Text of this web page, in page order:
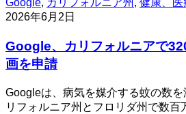
Google, カリフォルニア州 , 健康、医
2026年6月2日
Google、カリフォルニアで
画を申請
Googleは、病気を媒介する蚊の数
リフォルニア州とフロリダ州で数百